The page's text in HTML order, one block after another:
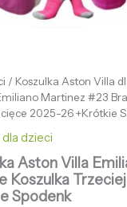
/ Koszulka Aston Villa
Martinez #23
2025-26 +Krótkie
dzieci
Aston Villa
Koszulka
Spodenk